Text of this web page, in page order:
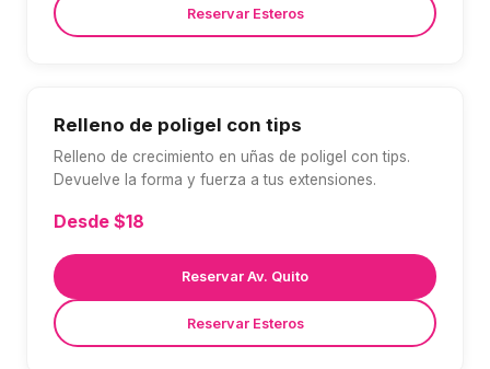
Reservar Esteros
Relleno de poligel con tips
Relleno de crecimiento en uñas de poligel con tips.
Devuelve la forma y fuerza a tus extensiones.
Desde $18
Reservar Av. Quito
Reservar Esteros